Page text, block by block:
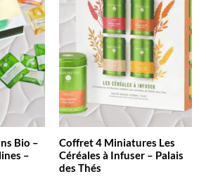
Bio –
–
Coffret 4 Miniatures Les
Céréales à Infuser – Palais
des Thés